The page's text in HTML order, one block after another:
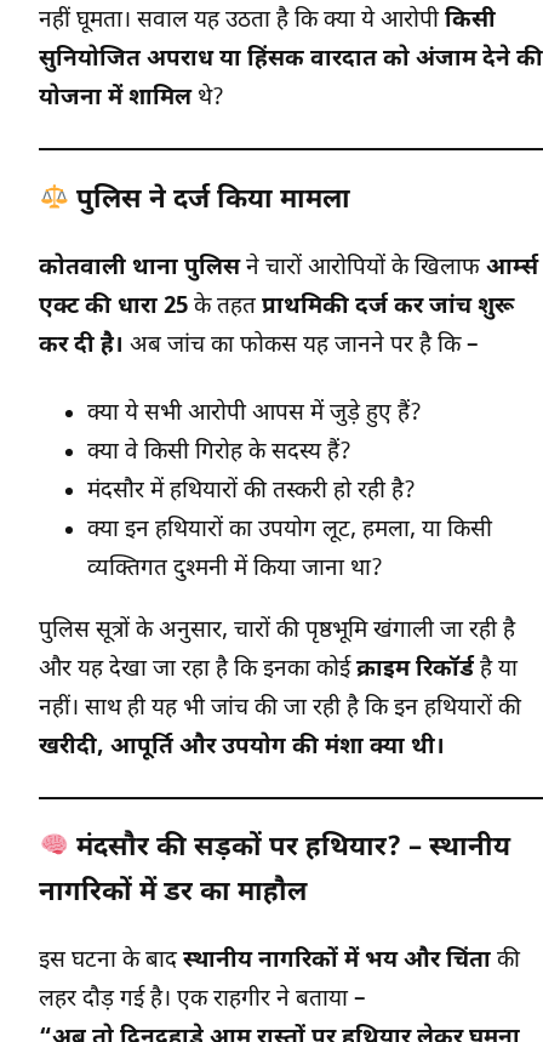
नहीं घूमता। सवाल यह उठता है कि क्या ये आरोपीकिसी
सुनियोजित अपराध या हिंसक वारदात को अंजाम देने की
योजना में शामिलथे?
पुलिस ने दर्ज किया मामला
कोतवाली थाना पुलिसने चारों आरोपियों के खिलाफ आर्म्स
एक्ट की धारा 25 के तहत प्राथमिकी दर्ज कर जांच शुरू
कर दी है। अब जांच का फोकस यह जानने पर है कि –
क्या ये सभी आरोपी आपस में जुड़े हुए हैं?
क्या वे किसी गिरोह के सदस्य हैं?
मंदसौर में हथियारों की तस्करी हो रही है?
क्या इन हथियारों का उपयोग लूट, हमला, या किसी
व्यक्तिगत दुश्मनी में किया जाना था?
पुलिस सूत्रों के अनुसार, चारों की पृष्ठभूमि खंगाली जा रही है
और यह देखा जा रहा है कि इनका कोईक्राइम रिकॉर्ड है या
नहीं। साथ ही यह भी जांच की जा रही है कि इन हथियारों की
खरीदी, आपूर्ति और उपयोग की मंशा क्या थी।
मंदसौर की सड़कों पर हथियार? – स्थानीय
नागरिकों में डर का माहौल
इस घटना के बादस्थानीय नागरिकों में भय और चिंता की
लहर दौड़ गई है। एक राहगीर ने बताया –